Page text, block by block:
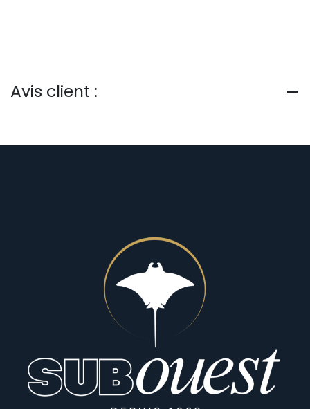
Avis client :